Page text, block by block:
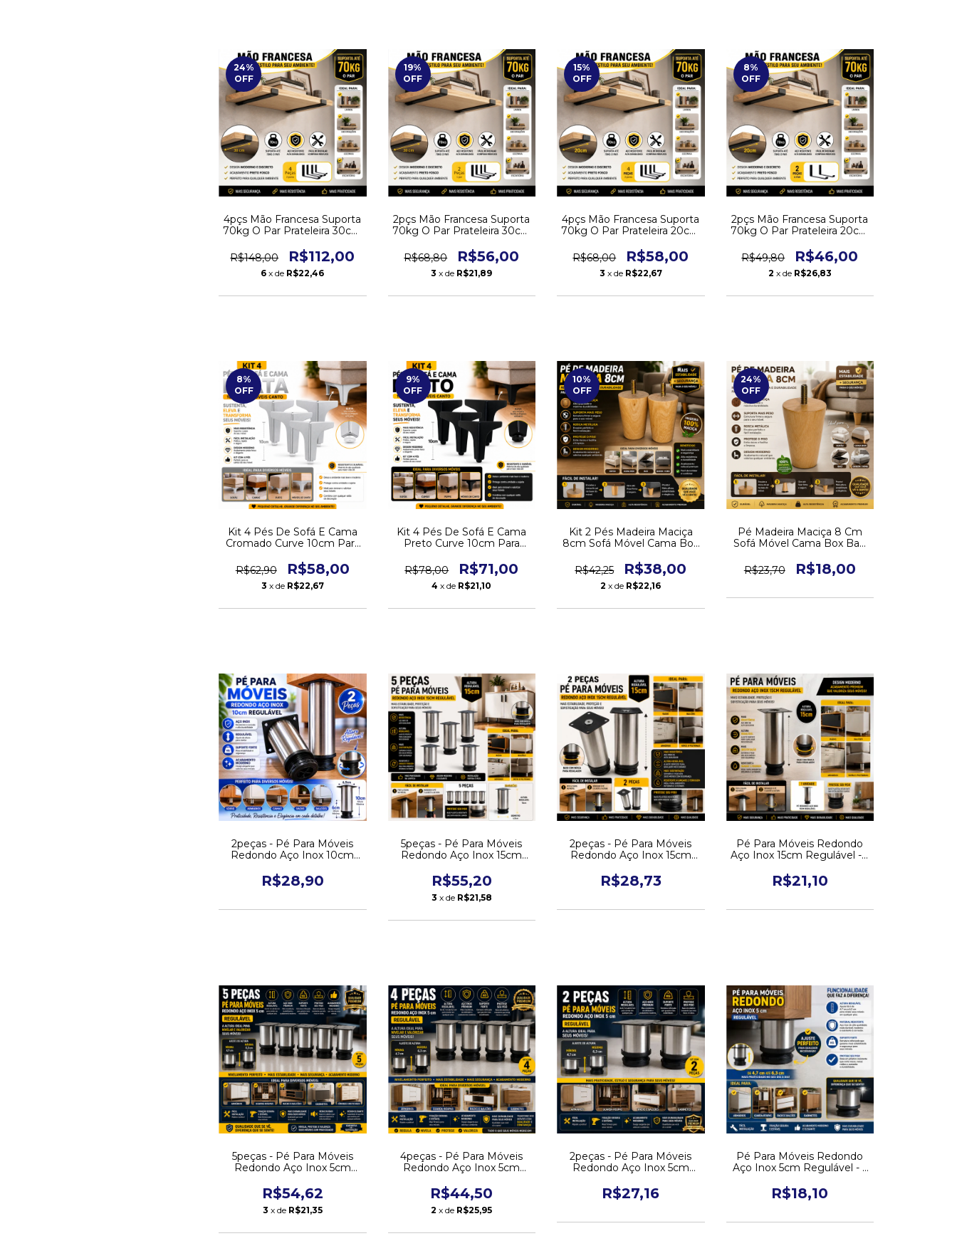
24%
OFF
4pçs Mão Francesa Suporta
70kg O Par Prateleira 30cm
R$148,00
R$112,00
6 x de R$22,46
19%
OFF
2pçs Mão Francesa Suporta
70kg O Par Prateleira 30cm
R$68,80
R$56,00
3 x de R$21,89
15%
OFF
4pçs Mão Francesa Suporta
70kg O Par Prateleira 20cm
R$68,00
R$58,00
3 x de R$22,67
8%
OFF
2pçs Mão Francesa Suporta
70kg O Par Prateleira 20cm
R$49,80
R$46,00
2 x de R$26,83
8%
OFF
Kit 4 Pés De Sofá E Cama
Cromado Curve 10cm Para
R$62,90
R$58,00
3 x de R$22,67
9%
OFF
Kit 4 Pés De Sofá E Cama
Preto Curve 10cm Para
R$78,00
R$71,00
4 x de R$21,10
10%
OFF
Kit 2 Pés Madeira Maciça
8cm Sofá Móvel Cama Box
R$42,25
R$38,00
2 x de R$22,16
24%
OFF
Pé Madeira Maciça 8 Cm
Sofá Móvel Cama Box Bau
R$23,70
R$18,00
2peças - Pé Para Móveis
Redondo Aço Inox 10cm
R$28,90
5peças - Pé Para Móveis
Redondo Aço Inox 15cm
R$55,20
3 x de R$21,58
2peças - Pé Para Móveis
Redondo Aço Inox 15cm
R$28,73
Pé Para Móveis Redondo
Aço Inox 15cm Regulável - 1
R$21,10
5peças - Pé Para Móveis
Redondo Aço Inox 5cm
R$54,62
3 x de R$21,35
4peças - Pé Para Móveis
Redondo Aço Inox 5cm
R$44,50
2 x de R$25,95
2peças - Pé Para Móveis
Redondo Aço Inox 5cm
R$27,16
Pé Para Móveis Redondo
Aço Inox 5cm Regulável - 1
R$18,10